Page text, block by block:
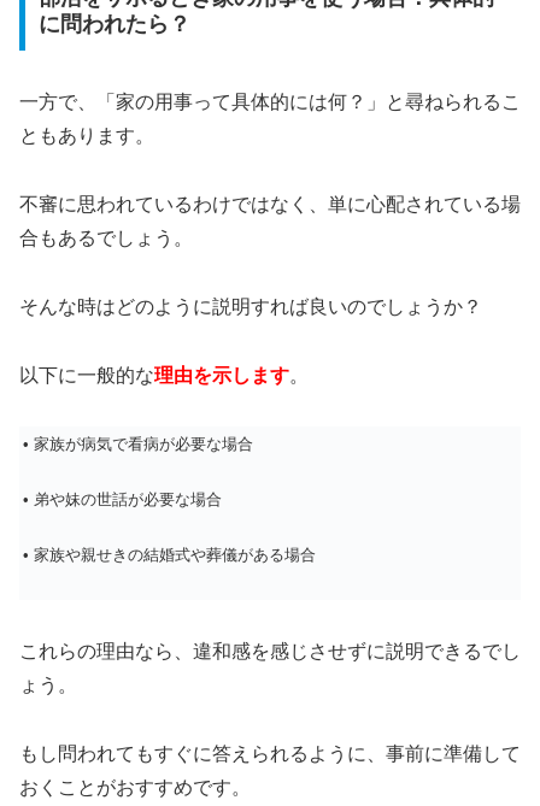
に問われたら？
一方で、「家の用事って具体的には何？」と尋ねられるこ
ともあります。
不審に思われているわけではなく、単に心配されている場
合もあるでしょう。
そんな時はどのように説明すれば良いのでしょうか？
以下に一般的な理由を示します。
• 家族が病気で看病が必要な場合
• 弟や妹の世話が必要な場合
• 家族や親せきの結婚式や葬儀がある場合
これらの理由なら、違和感を感じさせずに説明できるでし
ょう。
もし問われてもすぐに答えられるように、事前に準備して
おくことがおすすめです。